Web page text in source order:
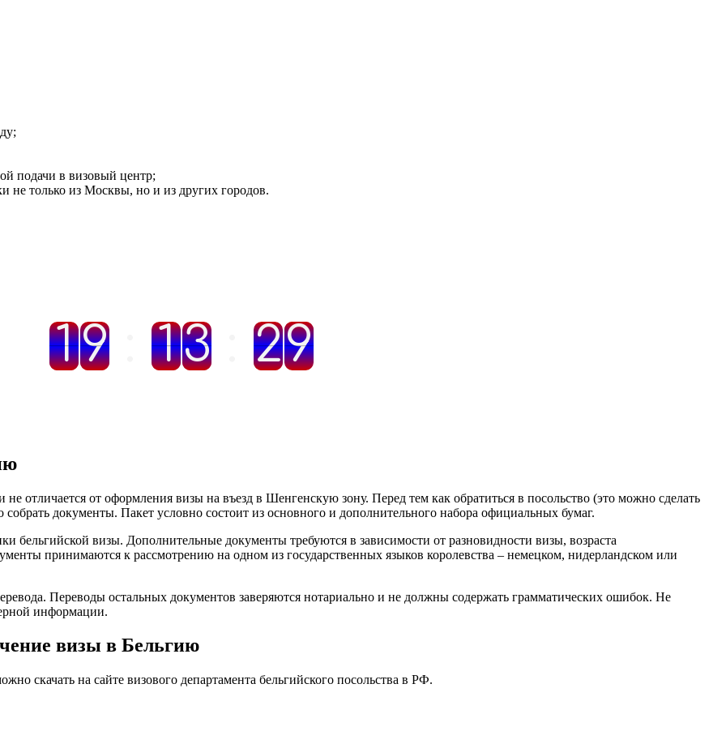
подачи в визовый центр;
не только из Москвы, но и из других городов.
1
19
9 1
13
3 3
2
2
39
8
8
9
отличается от оформления визы на въезд в Шенгенскую зону. Перед тем как обратиться в посольство (это можно сделать
документы. Пакет условно состоит из основного и дополнительного набора официальных бумаг.
бельгийской визы. Дополнительные документы требуются в зависимости от разновидности визы, возраста
принимаются к рассмотрению на одном из государственных языков королевства – немецком, нидерландском или
Переводы остальных документов заверяются нотариально и не должны содержать грамматических ошибок. Не
информации.
визы в Бельгию
скачать на сайте визового департамента бельгийского посольства в РФ.